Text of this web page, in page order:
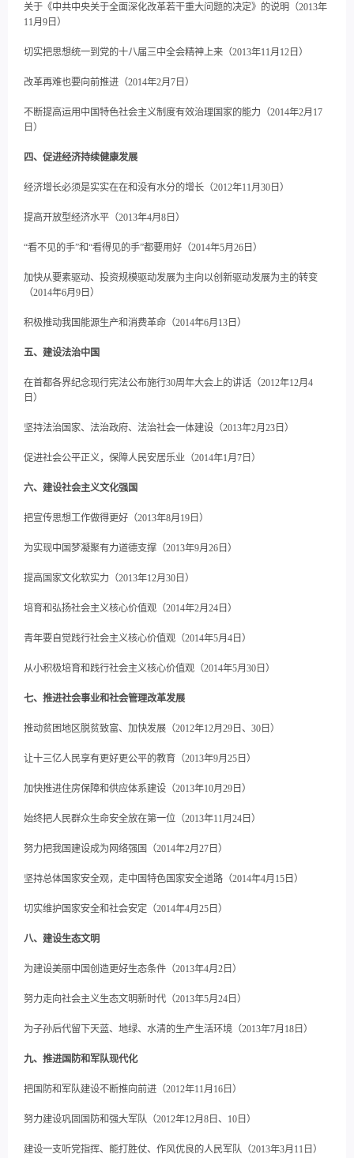
关于《中共中央关于全面深化改革若干重大问题的决定》的说明（2013年
11月9日）
切实把思想统一到党的十八届三中全会精神上来（2013年11月12日）
改革再难也要向前推进（2014年2月7日）
不断提高运用中国特色社会主义制度有效治理国家的能力（2014年2月17
日）
四、促进经济持续健康发展
经济增长必须是实实在在和没有水分的增长（2012年11月30日）
提高开放型经济水平（2013年4月8日）
“看不见的手”和“看得见的手”都要用好（2014年5月26日）
加快从要素驱动、投资规模驱动发展为主向以创新驱动发展为主的转变
（2014年6月9日）
积极推动我国能源生产和消费革命（2014年6月13日）
五、建设法治中国
在首都各界纪念现行宪法公布施行30周年大会上的讲话（2012年12月4
日）
坚持法治国家、法治政府、法治社会一体建设（2013年2月23日）
促进社会公平正义，保障人民安居乐业（2014年1月7日）
六、建设社会主义文化强国
把宣传思想工作做得更好（2013年8月19日）
为实现中国梦凝聚有力道德支撑（2013年9月26日）
提高国家文化软实力（2013年12月30日）
培育和弘扬社会主义核心价值观（2014年2月24日）
青年要自觉践行社会主义核心价值观（2014年5月4日）
从小积极培育和践行社会主义核心价值观（2014年5月30日）
七、推进社会事业和社会管理改革发展
推动贫困地区脱贫致富、加快发展（2012年12月29日、30日）
让十三亿人民享有更好更公平的教育（2013年9月25日）
加快推进住房保障和供应体系建设（2013年10月29日）
始终把人民群众生命安全放在第一位（2013年11月24日）
努力把我国建设成为网络强国（2014年2月27日）
坚持总体国家安全观，走中国特色国家安全道路（2014年4月15日）
切实维护国家安全和社会安定（2014年4月25日）
八、建设生态文明
为建设美丽中国创造更好生态条件（2013年4月2日）
努力走向社会主义生态文明新时代（2013年5月24日）
为子孙后代留下天蓝、地绿、水清的生产生活环境（2013年7月18日）
九、推进国防和军队现代化
把国防和军队建设不断推向前进（2012年11月16日）
努力建设巩固国防和强大军队（2012年12月8日、10日）
建设一支听党指挥、能打胜仗、作风优良的人民军队（2013年3月11日）